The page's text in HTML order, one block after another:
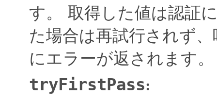
す。
取得した値は認証
た場合は再試行されず
にエラーが返されます。
tryFirstPass: